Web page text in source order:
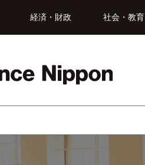
経済・財政 社会・教育